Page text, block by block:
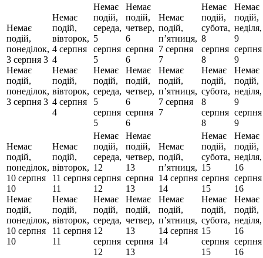
Немає
подій,
понеділок,
3 серпня 3
Немає
подій,
понеділок,
3 серпня 3
Немає
подій,
вівторок,
4 серпня
4
Немає
подій,
вівторок,
4 серпня
4
Немає
подій,
середа,
5
серпня
5
Немає
подій,
середа,
5
серпня
5
Немає
подій,
четвер,
6
серпня
6
Немає
подій,
четвер,
6
серпня
6
Немає
подій,
пʼятниця,
7 серпня
7
Немає
подій,
пʼятниця,
7 серпня
7
Немає
подій,
субота,
8
серпня
8
Немає
подій,
субота,
8
серпня
8
Немає
подій,
неділя,
9
серпня
9
Немає
подій,
неділя,
9
серпня
9
Немає
подій,
понеділок,
10 серпня
10
Немає
подій,
понеділок,
10 серпня
10
Немає
подій,
вівторок,
11 серпня
11
Немає
подій,
вівторок,
11 серпня
11
Немає
подій,
середа,
12
серпня
12
Немає
подій,
середа,
12
серпня
12
Немає
подій,
четвер,
13
серпня
13
Немає
подій,
четвер,
13
серпня
13
Немає
подій,
пʼятниця,
14 серпня
14
Немає
подій,
пʼятниця,
14 серпня
14
Немає
подій,
субота,
15
серпня
15
Немає
подій,
субота,
15
серпня
15
Немає
подій,
неділя,
16
серпня
16
Немає
подій,
неділя,
16
серпня
16